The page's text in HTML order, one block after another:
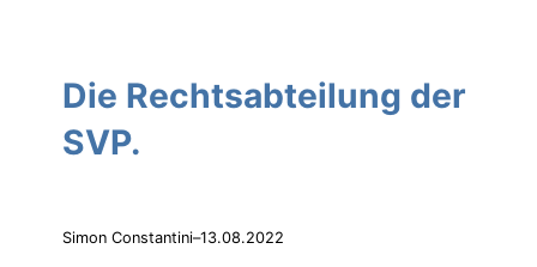
Die Rechtsabteilung der
SVP.
Simon Constantini–13.08.2022